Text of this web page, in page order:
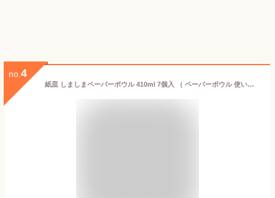
no. 4
紙皿 しましまペーパーボウル 410ml 7個入 （ ペーパーボウル 使い捨て おしゃれ ペーパープレート 簡易食器 紙容器 使い捨て容器 ボーダー BBQ バーベキュー アウトドア トレー カラフル しましま ）【3980円以上送料無料】